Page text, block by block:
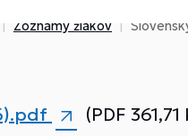
Zoznamy žiakov
(PDF 361,71